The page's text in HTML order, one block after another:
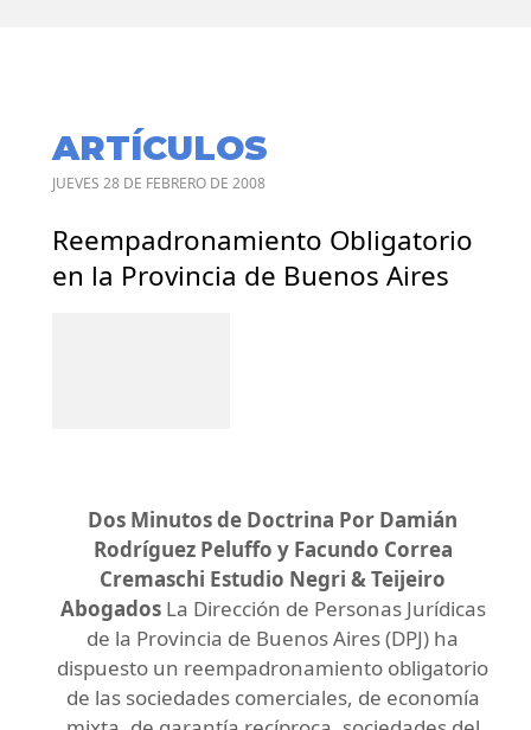
ARTÍCULOS
JUEVES 28 DE FEBRERO DE 2008
Reempadronamiento Obligatorio
en la Provincia de Buenos Aires
Dos Minutos de Doctrina Por Damián
Rodríguez Peluffo y Facundo Correa
Cremaschi Estudio Negri & Teijeiro
AbogadosLa Dirección de Personas Jurídicas
de la Provincia de Buenos Aires (DPJ) ha
dispuesto un reempadronamiento obligatorio
de las sociedades comerciales, de economía